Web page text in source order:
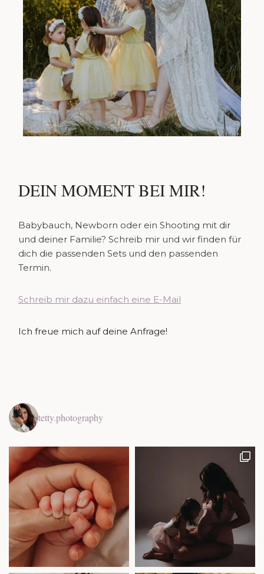
DEIN MOMENT BEI MIR!
Babybauch, Newborn oder ein Shooting mit dir
und deiner Familie? Schreib mir und wir finden für
dich die passenden Sets und den passenden
Termin.
Schreib mir dazu einfach eine E-Mail
Ich freue mich auf deine Anfrage!
tetty.photography